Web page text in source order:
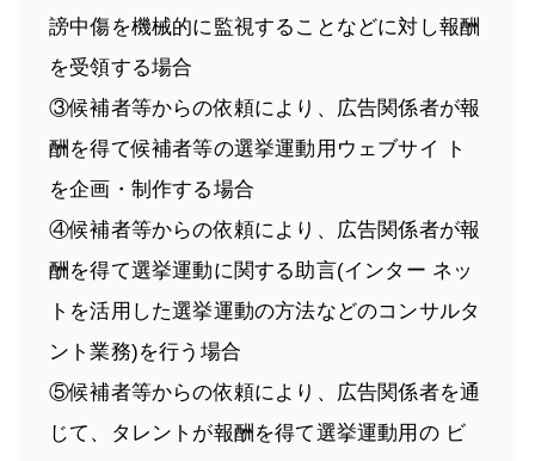
謗中傷を機械的に監視することなどに対し報酬
を受領する場合
③候補者等からの依頼により、広告関係者が報
酬を得て候補者等の選挙運動用ウェブサイ ト
を企画・制作する場合
④候補者等からの依頼により、広告関係者が報
酬を得て選挙運動に関する助言(インター ネッ
トを活用した選挙運動の方法などのコンサルタ
ント業務)を行う場合
⑤候補者等からの依頼により、広告関係者を通
じて、タレントが報酬を得て選挙運動用の ビ